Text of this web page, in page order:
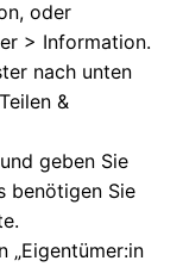
oder
> Information.
nach unten
&
und geben Sie
benötigen Sie
„Eigentümer:in